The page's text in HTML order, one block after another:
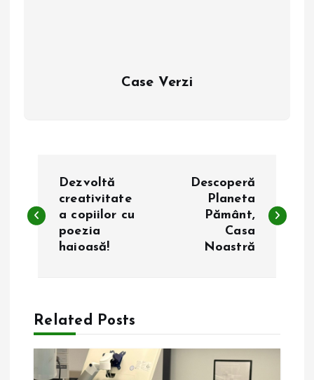
Case Verzi
a
g
a
Dezvoltă
creativitate
a copiilor cu
poezia
haioasă!
Descoperă
Planeta
Pământ,
Casa
Noastră
Related Posts